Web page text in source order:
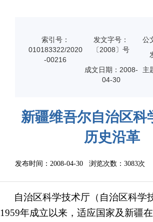
索引号：
010183322/2020
-00216
发文字号：
〔2008〕号
公
成文日期： 2008-
04-30
主
新疆维吾尔自治区科
历史沿革
发布时间：2008-04-30 浏览次数： 3083次
自治区科学技术厅（自治区科学
1959年成立以来，适应国家及新疆